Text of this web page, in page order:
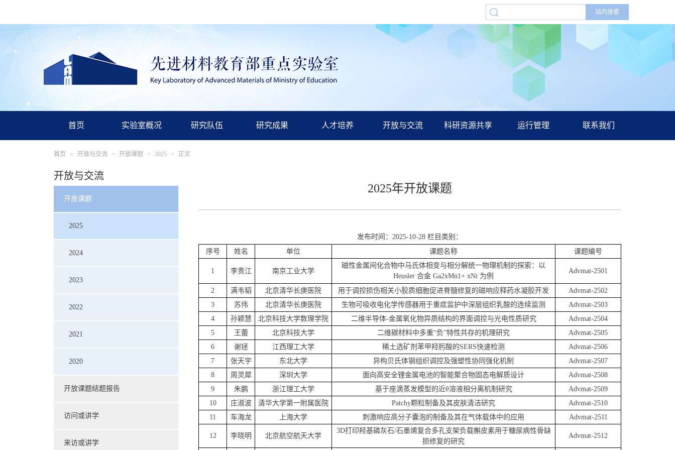
首页 实验室概况 研究队伍 研究成果 人才培养 开放与交流 科研资源共享 运行管理 联系我们
首页 > 开放与交流 > 开放课题 > 2025 > 正文
开放与交流
开放课题
2025
2024
2023
2022
2021
2020
开放课题结题报告
访问或讲学
来访或讲学
2025年开放课题
发布时间：2025-10-28 栏目类别：
序号
姓名 单位 课题名称 课题编号
1 李贵江 南京工业大学
磁性金属间化合物中马氏体相变与相分解统一物理机制的探索：以
Heusler 合金 Ga2xMn1+ xNi 为例
Advmat-2501
2 满韦韬 北京清华长庚医院 用于调控损伤相关小胶质细胞促进脊髓修复的磁响应释药水凝胶开发
Advmat-2502
3
苏伟 北京清华长庚医院 生物可吸收电化学传感器用于重症监护中深层组织乳酸的连续监测
Advmat-2503
4
孙颖慧 北京科技大学数理学院 二维半导体-金属氧化物异质结构的界面调控与光电性质研究
Advmat-2504
5
王蕾 北京科技大学 二维碳材料中多重“负”特性共存的机理研究
Advmat-2505
6
谢拯 江西理工大学 稀土选矿剂苯甲羟肟酸的SERS快速检测
Advmat-2506
7
张天宇 东北大学 异构贝氏体钢组织调控及强塑性协同强化机制
Advmat-2507
8
周灵犀 深圳大学 面向高安全锂金属电池的智能聚合物固态电解质设计
Advmat-2508
9
朱鹏 浙江理工大学 基于座滴蒸发模型的近θ溶液相分离机制研究
Advmat-2509
10
庄淑波 清华大学第一附属医院 Patchy颗粒制备及其皮肤清洁研究
Advmat-2510
11
车海龙 上海大学 刺激响应高分子囊泡的制备及其在气体载体中的应用 Advmat-2511
12 李晓明 北京航空航天大学
3D打印羟基磷灰石/石墨烯复合多孔支架负载槲皮素用于糖尿病性骨缺
损修复的研究
Advmat-2512